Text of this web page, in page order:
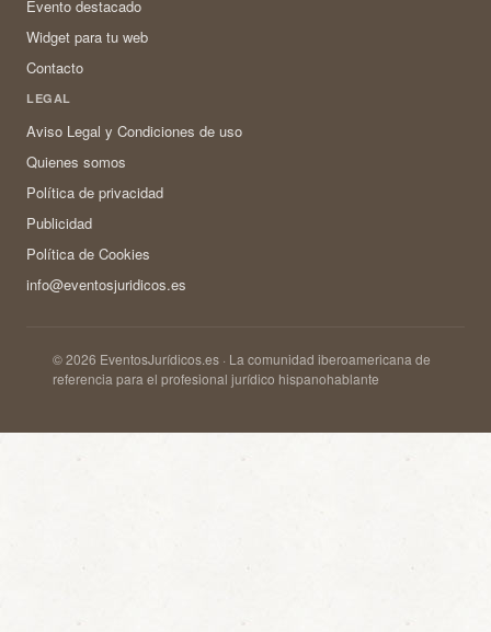
Evento destacado
Widget para tu web
Contacto
LEGAL
Aviso Legal y Condiciones de uso
Quienes somos
Política de privacidad
Publicidad
Política de Cookies
info@eventosjuridicos.es
© 2026 EventosJurídicos.es · La comunidad iberoamericana de
referencia para el profesional jurídico hispanohablante